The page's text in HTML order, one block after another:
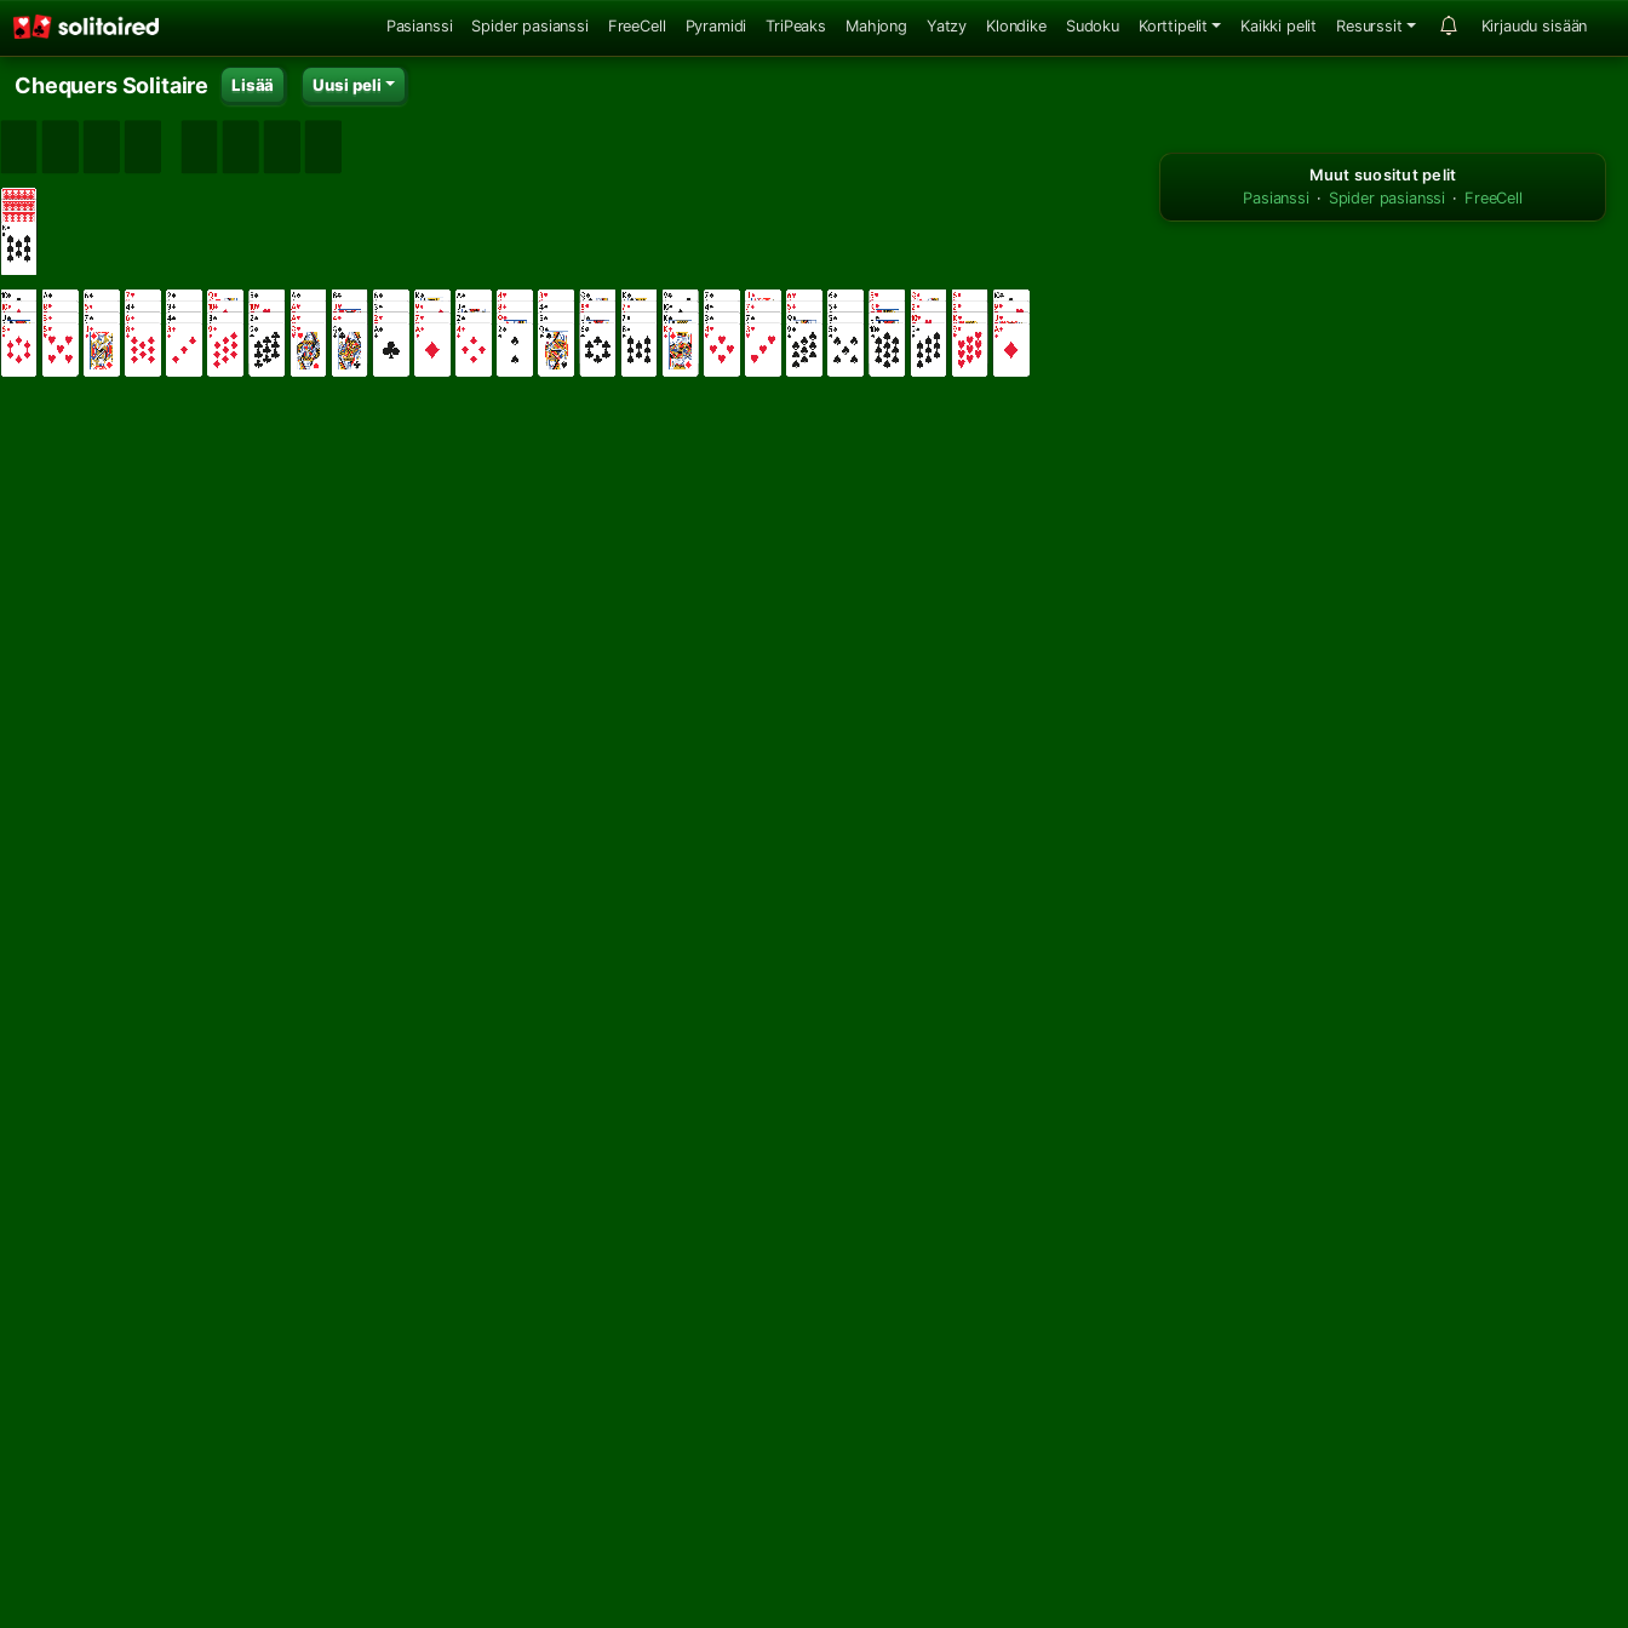
Pasianssi Spider pasianssi FreeCell Pyramidi TriPeaks Mahjong Yatzy Klondike Sudoku Korttipelit Kaikki pelit Resurssit Kirjaudu sisään
Chequers Solitaire Lisää Uusi peli
Muut suositut pelit
Pasianssi · Spider pasianssi · FreeCell